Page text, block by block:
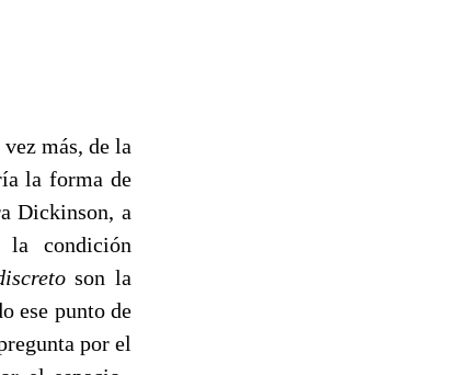
más, de la
la forma de
Dickinson, a
condición
son la
ese punto de
por el